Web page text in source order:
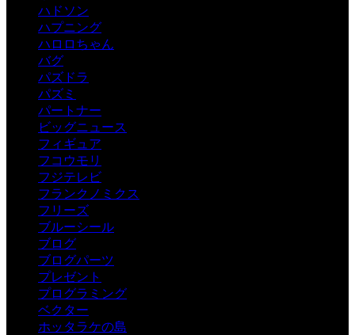
ハドソン
ハプニング
ハロロちゃん
バグ
パズドラ
パズミ
パートナー
ビッグニュース
フィギュア
フコウモリ
フジテレビ
フランクノミクス
フリーズ
ブルーシール
ブログ
ブログパーツ
プレゼント
プログラミング
ベクター
ホッタラケの島